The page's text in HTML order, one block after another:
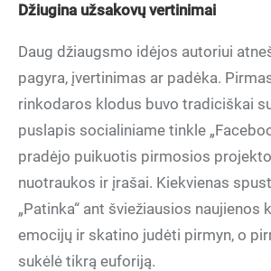
Džiugina užsakovų vertinimai
Daug džiaugsmo idėjos autoriui
pagyra, įvertinimas ar padėka.
rinkodaros klodus buvo tradiciškai
puslapis socialiniame tinkle
pradėjo puikuotis pirmosios projekto
nuotraukos ir įrašai. Kiekvienas
„Patinka“ ant šviežiausios naujienos
emocijų ir skatino judėti pirmyn, o
sukėlė tikrą euforiją.